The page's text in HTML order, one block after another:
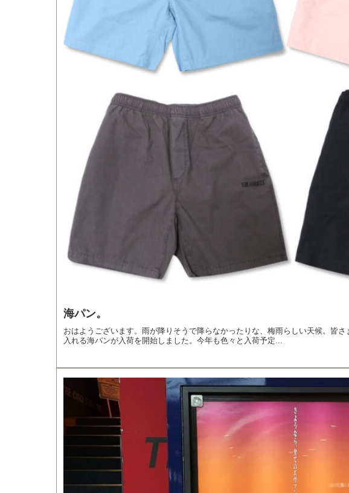
海パン。
おはようございます。雨が降りそうで降らなかったりな、梅雨らしい天候。皆
入れる海パンが入荷を開始しました。今年も色々と入荷予定...